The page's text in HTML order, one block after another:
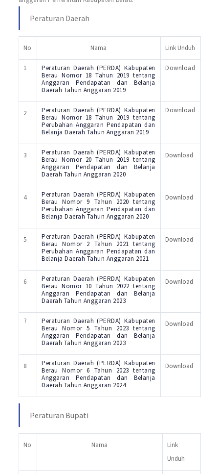
Peraturan Daerah
No Nama Link Unduh
1
Peraturan Daerah (PERDA) Kabupaten
Berau Nomor 18 Tahun 2019 tentang
Anggaran Pendapatan dan Belanja
Daerah Tahun Anggaran 2019
Download
2
Peraturan Daerah (PERDA) Kabupaten
Berau Nomor 18 Tahun 2019 tentang
Perubahan Anggaran Pendapatan dan
Belanja Daerah Tahun Anggaran 2019
Download
3
Peraturan Daerah (PERDA) Kabupaten
Berau Nomor 20 Tahun 2019 tentang
Anggaran Pendapatan dan Belanja
Daerah Tahun Anggaran 2020
Download
4
Peraturan Daerah (PERDA) Kabupaten
Berau Nomor 9 Tahun 2020 tentang
Perubahan Anggaran Pendapatan dan
Belanja Daerah Tahun Anggaran 2020
Download
5
Peraturan Daerah (PERDA) Kabupaten
Berau Nomor 2 Tahun 2021 tentang
Perubahan Anggaran Pendapatan dan
Belanja Daerah Tahun Anggaran 2021
Download
6
Peraturan Daerah (PERDA) Kabupaten
Berau Nomor 10 Tahun 2022 tentang
Anggaran Pendapatan dan Belanja
Daerah Tahun Anggaran 2023
Download
7
Peraturan Daerah (PERDA) Kabupaten
Berau Nomor 5 Tahun 2023 tentang
Anggaran Pendapatan dan Belanja
Daerah Tahun Anggaran 2023
Download
8
Peraturan Daerah (PERDA) Kabupaten
Berau Nomor 6 Tahun 2023 tentang
Anggaran Pendapatan dan Belanja
Daerah Tahun Anggaran 2024
Download
Peraturan Bupati
No Nama
Link
Unduh